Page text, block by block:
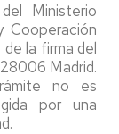
Ministerio
Cooperación
la firma del
Madrid.
no es
por una